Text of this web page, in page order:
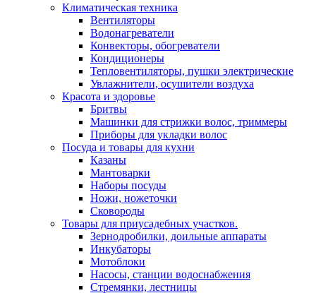
Климатическая техника
Вентиляторы
Водонагреватели
Конвекторы, обогреватели
Кондиционеры
Тепловентиляторы, пушки электрические
Увлажнители, осушители воздуха
Красота и здоровье
Бритвы
Машинки для стрижки волос, триммеры
Приборы для укладки волос
Посуда и товары для кухни
Казаны
Мантоварки
Наборы посуды
Ножи, ножеточки
Сковороды
Товары для приусадебных участков.
Зернодробилки, доильные аппараты
Инкубаторы
Мотоблоки
Насосы, станции водоснабжения
Стремянки, лестницы